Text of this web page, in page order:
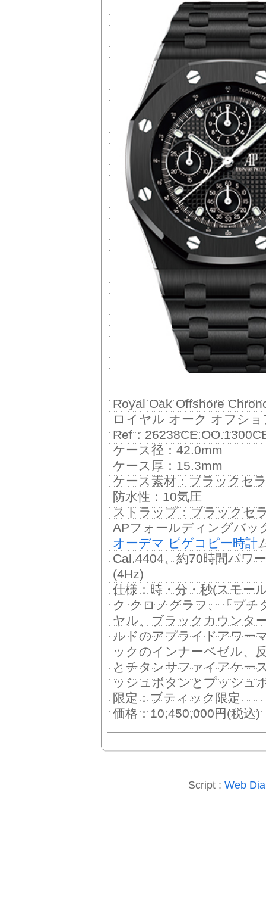
Royal Oak Offshore
ロイヤル オーク オフシ
Ref：
ケース径：42.0mm
ケース厚：15.3mm
ケース素材：ブラックセ
防水性：10気圧
ストラップ：ブラックセ
APフォールディングバッ
オーデマ ピゲコピー時計
Cal.4404、約70時間パワ
(4Hz)
仕様：時・分・秒(スモー
ク クロノグラフ、「プチ
ヤル、ブラックカウンタ
ルドのアプライドアワー
ックのインナーベゼル、
とチタンサファイアケー
ッシュボタンとプッシュ
限定：ブティック限定
価格：10,450,000円(税込)
Script : Web